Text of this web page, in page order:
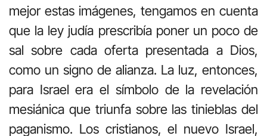
mejor estas imágenes, tengamos en cuenta
que la ley judía prescribía poner un poco de
sal sobre cada oferta presentada a Dios,
como un signo de alianza. La luz, entonces,
para Israel era el símbolo de la revelación
mesiánica que triunfa sobre las tinieblas del
paganismo. Los cristianos, el nuevo Israel,